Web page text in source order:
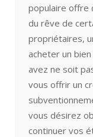
populaire offre
du rêve de
propriétaires,
acheter un
avez ne soit
vous offrir un
vous désirez
continuer vos